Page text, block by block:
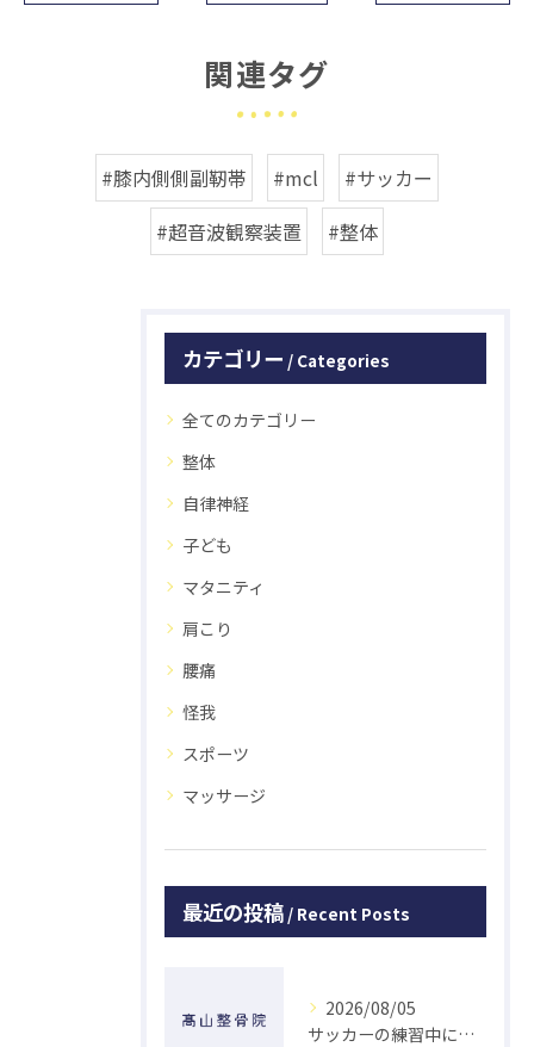
関連タグ
#膝内側側副靭帯 #mcl
#サッカー
#超音波観察装置
#整体
カテゴリー Categories
全てのカテゴリー
整体
自律神経
子ども
マタニティ
肩こり
腰痛
怪我
スポーツ
マッサージ
最近の投稿 Recent Posts
2026/08/05
サッカーの練習中に指を突き指して怪我した学生の初回対応と施術 大鳥居にある整骨院